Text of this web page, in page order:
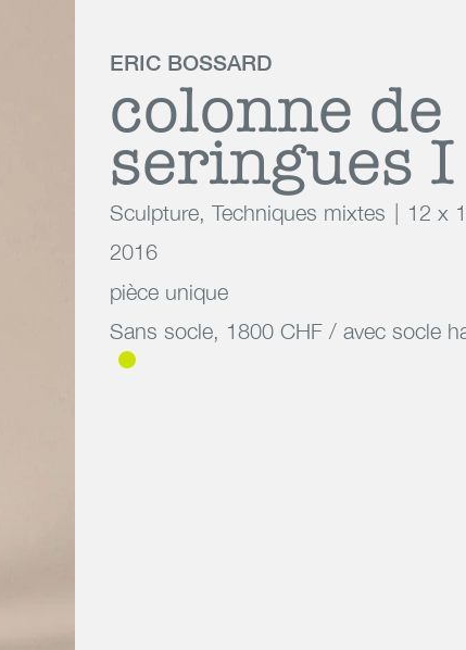
ERIC BOSSARD
colonne de
seringues I
Sculpture, Techniques mixtes
12 x
2016
pièce unique
Sans socle, 1800 CHF / avec socle